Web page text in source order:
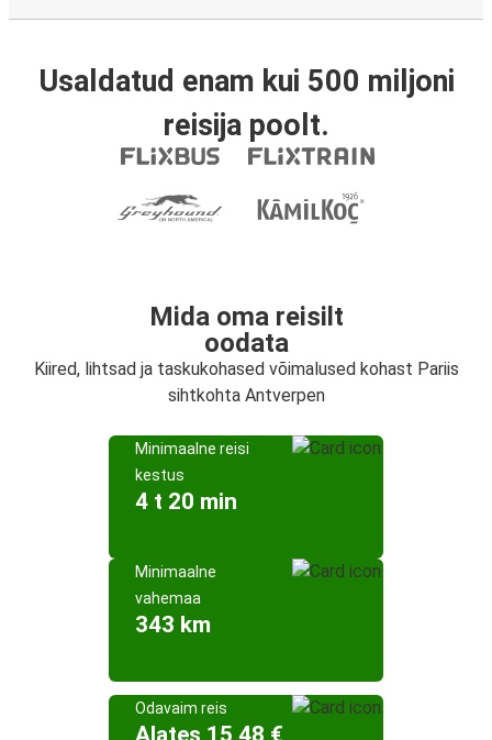
Usaldatud enam kui 500 miljoni
reisija poolt.
Mida oma reisilt
oodata
Kiired, lihtsad ja taskukohased võimalused kohast Pariis
sihtkohta Antverpen
Minimaalne reisi
kestus
4 t 20 min
Minimaalne
vahemaa
343 km
Odavaim reis
Alates 15,48 €